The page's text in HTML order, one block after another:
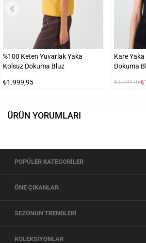
%100 Keten Yuvarlak Yaka
Kolsuz Dokuma Bluz
₺1.999,95
Kare Yaka
Dokuma
₺1.999,95
ÜRÜN YORUMLARI
POPÜLER KATEGORİLER
ÖNE ÇIKANLAR
SEZONUN TRENDLERİ
KOLEKSİYONLAR